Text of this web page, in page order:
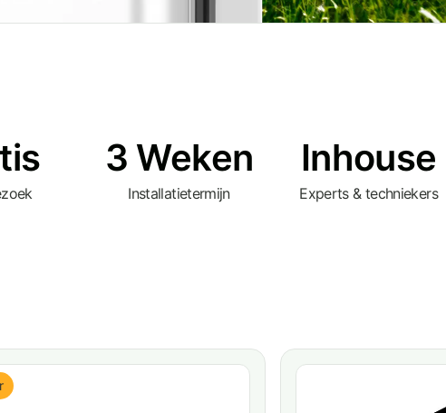
3 Weken
Installatietermijn
Inhouse
Experts & techniekers